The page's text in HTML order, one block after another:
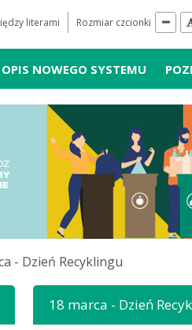
literami Rozmiar czcionki
OPIS NOWEGO SYSTEMU
- Dzień Recyklingu
18 marca - Dzień